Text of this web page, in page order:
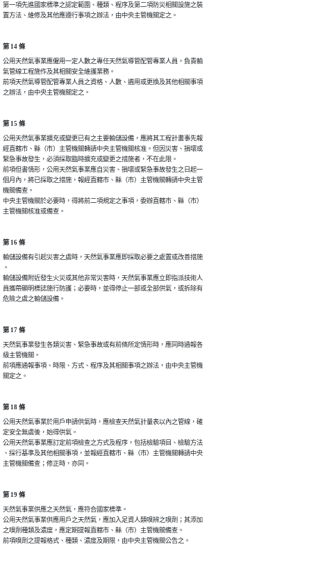
第一項先進國家標準之認定範圍、種類、程序及第二項防災相關設施之裝
置方法、維修及其他應遵行事項之辦法，由中央主管機關定之。
第 14 條
公用天然氣事業應僱用一定人數之專任天然氣導管配管專業人員，負責輸
氣管線工程施作及其相關安全維護業務。
前項天然氣導管配管專業人員之資格、人數、遴用或更換及其他相關事項
之辦法，由中央主管機關定之。
第 15 條
公用天然氣事業擴充或變更已有之主要輸儲設備，應將其工程計畫事先報
經直轄市、縣（市）主管機關轉請中央主管機關核准。但因災害、損壞或
緊急事故發生，必須採取臨時擴充或變更之措施者，不在此限。
前項但書情形，公用天然氣事業應自災害、損壞或緊急事故發生之日起一
個月內，將已採取之措施，報經直轄市、縣（市）主管機關轉請中央主管
機關備查。
中央主管機關於必要時，得將前二項規定之事項，委辦直轄市、縣（市）
主管機關核准或備查。
第 16 條
輸儲設備有引起災害之虞時，天然氣事業應即採取必要之處置或改善措施
。
輸儲設備附近發生火災或其他非常災害時，天然氣事業應立即指派技術人
員攜帶顯明標誌施行防護；必要時，並得停止一部或全部供氣，或拆除有
危險之虞之輸儲設備。
第 17 條
天然氣事業發生各類災害、緊急事故或有前條所定情形時，應同時通報各
級主管機關。
前項應通報事項、時限、方式、程序及其相關事項之辦法，由中央主管機
關定之。
第 18 條
公用天然氣事業於用戶申請供氣時，應檢查天然氣計量表以內之管線，確
定安全無虞後，始得供氣。
公用天然氣事業應訂定前項檢查之方式及程序，包括檢驗項目、檢驗方法
、採行基準及其他相關事項，並報經直轄市、縣（市）主管機關轉請中央
主管機關備查；修正時，亦同。
第 19 條
天然氣事業供應之天然氣，應符合國家標準。
公用天然氣事業供應用戶之天然氣，應加入足資人類嗅辨之嗅劑；其添加
之嗅劑種類及濃度，應定期提報直轄市、縣（市）主管機關備查。
前項嗅劑之提報格式、種類、濃度及期限，由中央主管機關公告之。